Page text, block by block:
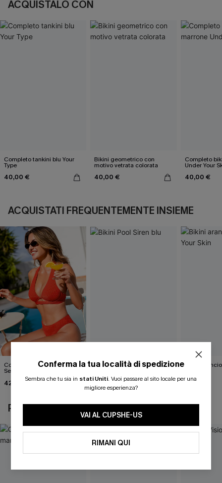
ACQUISTALO CON
Completo tankini blu Your
Type
40,00 €
Bikini geometrico con
motivo vetrata colorata
40,00 €
Completo
Under Your
40,00 €
ACQUISTATI FREQUENTEMENTE INSIEME
Completo bikini rosso Big
Secret
42,00 €
Bikini Pool Siren blu
39,00 €
Bikini
43,00 €
POTREBBE INTERESSARTI ANCHE
Conferma la tua località di spedizione
Sembra che tu sia in stati Uniti. Vuoi passare al sito locale per una
migliore esperienza?
VAI AL CUPSHE-US
RIMANI QUI